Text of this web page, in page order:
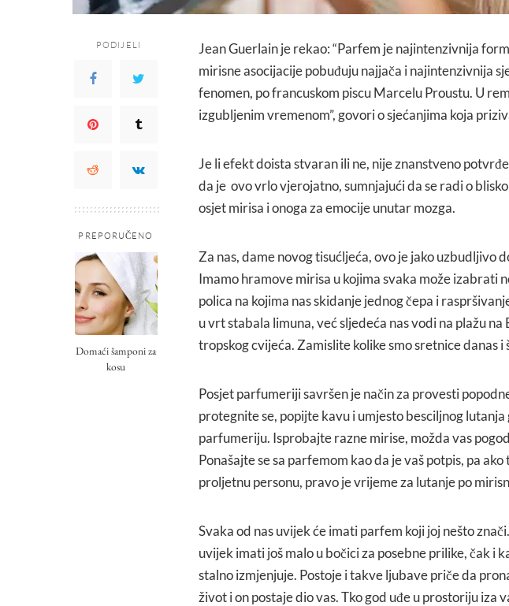
PODIJELI
PREPORUČENO
Domaći šamponi za
kosu
Jean Guerlain je rekao: “Parfem je najintenzivnija
mirisne asocijacije pobuđuju najjača i najintenzivnija
fenomen, po francuskom piscu Marcelu Proustu. U
izgubljenim vremenom”, govori o sjećanjima koja
Je li efekt doista stvaran ili ne, nije znanstveno
da je ovo vrlo vjerojatno, sumnjajući da se radi o
osjet mirisa i onoga za emocije unutar mozga.
Za nas, dame novog tisućljeća, ovo je jako uzbudljivo
Imamo hramove mirisa u kojima svaka može izabrati
polica na kojima nas skidanje jednog čepa i
u vrt stabala limuna, već sljedeća nas vodi na plažu na
tropskog cvijeća. Zamislite kolike smo sretnice danas i
Posjet parfumeriji savršen je način za provesti
protegnite se, popijte kavu i umjesto besciljnog
parfumeriju. Isprobajte razne mirise, možda vas
Ponašajte se sa parfemom kao da je vaš potpis, pa
proljetnu personu, pravo je vrijeme za lutanje po
Svaka od nas uvijek će imati parfem koji joj nešto
uvijek imati još malo u bočici za posebne prilike, čak i
stalno izmjenjuje. Postoje i takve ljubave priče da
život i on postaje dio vas. Tko god uđe u prostoriju iza